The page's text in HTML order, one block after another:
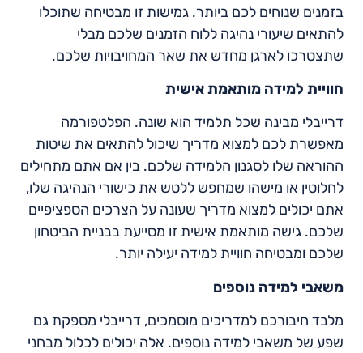
בזמנים שנוחים לכם ביותר. גמישות זו מבטיחה שתוכלו
להתאים שיעורי נהיגה ללוח הזמנים שלכם מבלי
שתצטרכו לארגן מחדש את שאר המחויבויות שלכם.
חוויית למידה מותאמת אישית
דרייבלי מבינה שכל תלמיד הוא שונה. הפלטפורמה
מאפשרת לכם למצוא מדריך שיכול להתאים את שיטות
ההוראה שלו לסגנון הלמידה שלכם. בין אם אתם מתחילים
לחלוטין או מישהו שמחפש ללטש את כישורי הנהיגה שלו,
אתם יכולים למצוא מדריך שעונה על הצרכים הספציפיים
שלכם. גישה מותאמת אישית זו מסייעת בבניית הביטחון
שלכם ומבטיחה חוויית למידה יעילה יותר.
משאבי למידה נוספים
מלבד חיבורכם למדריכים מוסמכים, דרייבלי מספקת גם
שפע של משאבי למידה נוספים. אלה יכולים לכלול מבחני